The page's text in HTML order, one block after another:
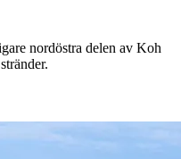
nordöstra delen av Koh